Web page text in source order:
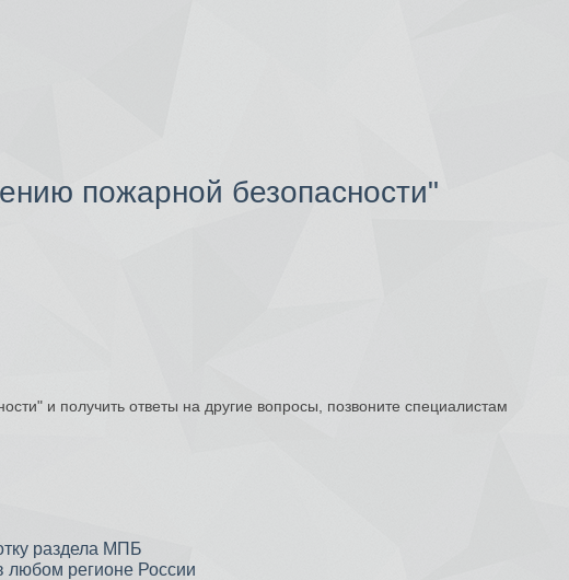
пожарной безопасности"
и получить ответы на другие вопросы, позвоните специалистам
раздела МПБ
регионе России